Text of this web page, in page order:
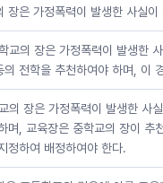
장은 가정폭력이 발생한 사실
교의 장은 가정폭력이 발생한
의 전학을 추천하여야 하며, 이
의 장은 가정폭력이 발생한 사
며, 교육장은 중학교의 장이 추
정하여 배정하여야 한다.